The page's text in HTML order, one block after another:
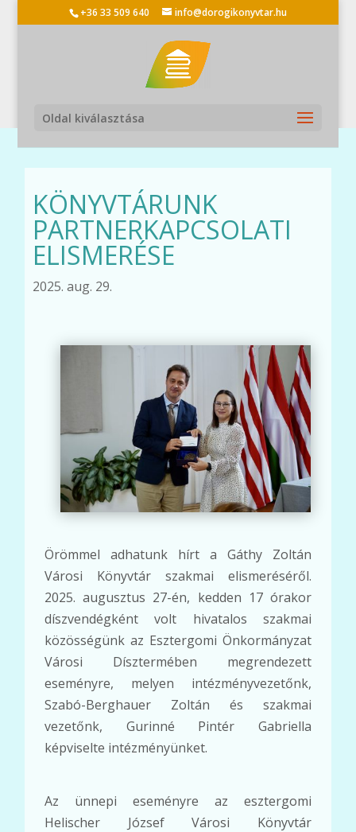
+36 33 509 640 info@dorogikonyvtar.hu
Oldal kiválasztása
KÖNYVTÁRUNK
PARTNERKAPCSOLATI
ELISMERÉSE
2025. aug. 29.
Örömmel adhatunk hírt a Gáthy Zoltán
Városi Könyvtár szakmai elismeréséről.
2025. augusztus 27-én, kedden 17 órakor
díszvendégként volt hivatalos szakmai
közösségünk az Esztergomi Önkormányzat
Városi Dísztermében megrendezett
eseményre, melyen intézményvezetőnk,
Szabó-Berghauer Zoltán és szakmai
vezetőnk, Gurinné Pintér Gabriella
képviselte intézményünket.
Az ünnepi eseményre az esztergomi
Helischer József Városi Könyvtár